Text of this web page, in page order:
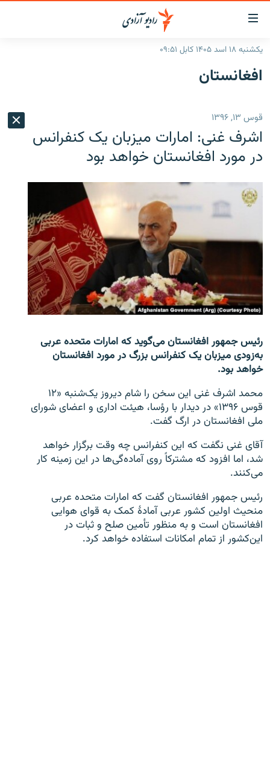
لینک‌های
قابل
دسترسی
بازگشت
بازگشت
منوی
اصلی
صفحه
صفحه نخست
گزارش‌ها
منطقه
شرق میانه
افغانستان
جدول نشرات
مصاحبه‌ها
مجموعه تصویری
بحران مهاجرت
تماس
صفحه پشتو
Azadi English
به ما بپیوندید
همۀ سایت‌های رادیو آزادی/ رادیو اروپای آزاد
یکشنبه ۱۸ اسد ۱۴۰۵ کابل ۰۹:۵۱
افغانستان
قوس ۱۳, ۱۳۹۶
اشرف غنی: امارات میزبان یک کنفرانس
در مورد افغانستان خواهد بود
رئیس جمهور افغانستان می‌گوید که امارات متحده عربی
به‌زودی میزبان یک کنفرانس بزرگ در مورد افغانستان
خواهد بود.
محمد اشرف غنی این سخن را شام دیروز یک‌شنبه «۱۲
قوس ۱۳۹۶» در دیدار با رؤسا، هیئت اداری و اعضای شورای
ملی افغانستان در ارگ گفت.
آقای غنی نگفت که این کنفرانس چه وقت برگزار خواهد
شد، اما افزود که مشترکاً روی آماده‌گی‌ها در این زمینه کار
می‌کنند.
رئیس جمهور افغانستان گفت که امارات متحده عربی
منحیث اولین کشور عربی آمادۀ کمک به قوای هوایی
افغانستان است و به منظور تأمین صلح و ثبات در
این‌کشور از تمام امکانات استفاده خواهد کرد.